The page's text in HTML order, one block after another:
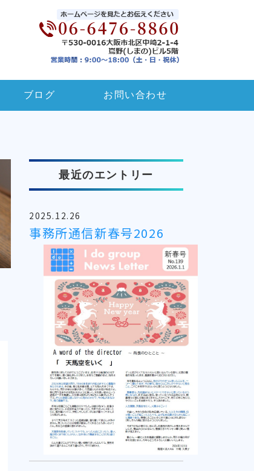
ブログ お問い合わせ
最近のエントリー
2025.12.26
事務所通信新春号2026